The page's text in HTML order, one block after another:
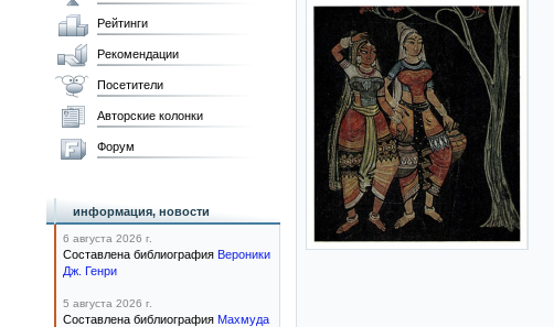
Рейтинги
Рекомендации
Посетители
Авторские колонки
Форум
информация, новости
6 августа 2026 г.
Составлена библиография Вероники
Дж. Генри
5 августа 2026 г.
Составлена библиография Махмуда